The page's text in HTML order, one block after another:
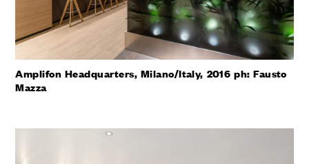
Amplifon Headquarters, Milano/Italy, 2016 ph: Fausto
Mazza